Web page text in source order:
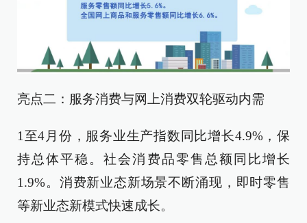
亮点二：服务消费与网上消费双轮驱动内需
1至4月份，服务业生产指数同比增长4.9%，保
持总体平稳。社会消费品零售总额同比增长
1.9%。消费新业态新场景不断涌现，即时零售
等新业态新模式快速成长。